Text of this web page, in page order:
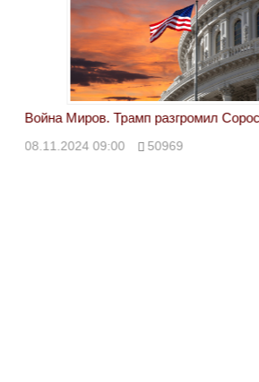
Война Миров. Трамп разгромил
08.11.2024 09:00 50969